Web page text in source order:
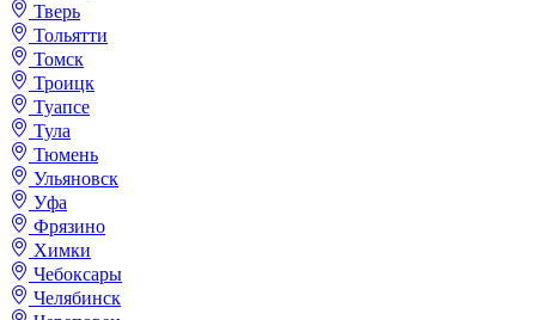
Тверь
Тольятти
Томск
Троицк
Туапсе
Тула
Тюмень
Ульяновск
Уфа
Фрязино
Химки
Чебоксары
Челябинск